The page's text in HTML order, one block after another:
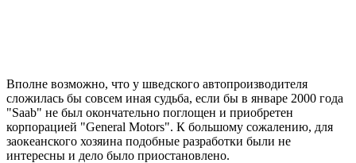
Вполне возможно, что у шведского автопроизводителя
сложилась бы совсем иная судьба, если бы в январе 2000 года
"Saab" не был окончательно поглощен и приобретен
корпорацией "General Motors". К большому сожалению, для
заокеанского хозяина подобные разработки были не
интересны и дело было приостановлено.